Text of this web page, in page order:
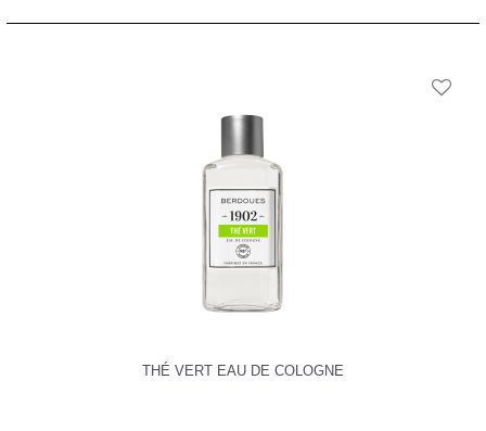
THÉ VERT EAU DE COLOGNE